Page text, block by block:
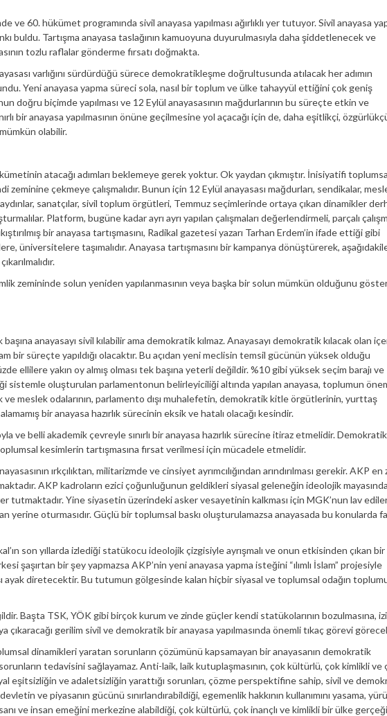
ve 60. hükümet programında sivil anayasa yapılması ağırlıklı yer tutuyor. Sivil anayasa
buldu. Tartışma anayasa taslağının kamuoyuna duyurulmasıyla daha şiddetlenecek ve
tozlu raflalar gönderme fırsatı doğmakta.
varlığını sürdürdüğü sürece demokratikleşme doğrultusunda atılacak her adımın
Yeni anayasa yapma süreci sola, nasıl bir toplum ve ülke tahayyül ettiğini çok geniş
doğru biçimde yapılması ve 12 Eylül anayasasının mağdurlarının bu süreçte etkin ve
bir anayasa yapılmasının önüne geçilmesine yol açacağı için de, daha eşitlikçi,
olabilir.
atacağı adımları beklemeye gerek yoktur. Ok yaydan çıkmıştır. İnisiyatifi
zeminine çekmeye çalışmalıdır. Bunun için 12 Eylül anayasası mağdurları, sendikalar,
sanatçılar, sivil toplum örgütleri, Temmuz seçimlerinde ortaya çıkan dinamikler
Platform, bugüne kadar ayrı ayrı yapılan çalışmaları değerlendirmeli, parçalı
bir anayasa tartışmasını, Radikal gazetesi yazarı Tarhan Erdem’in ifade ettiği gibi
üniversitelere taşımalıdır. Anayasa tartışmasını bir kampanya dönüştürerek,
zemininde solun yeniden yapılanmasının veya başka bir solun mümkün olduğunu
anayasayı sivil kılabilir ama demokratik kılmaz. Anayasayı demokratik kılacak olan
bir süreçte yapıldığı olacaktır. Bu açıdan yeni meclisin temsil gücünün yüksek olduğu
ellilere yakın oy almış olması tek başına yeterli değildir. %10 gibi yüksek seçim barajı ve
sistemle oluşturulan parlamentonun belirleyiciliği altında yapılan anayasa, toplumun
ve meslek odalarının, parlamento dışı muhalefetin, demokratik kitle örgütlerinin, yurttaş
bir anayasa hazırlık sürecinin eksik ve hatalı olacağı kesindir.
ve belli akademik çevreyle sınırlı bir anayasa hazırlık sürecine itiraz etmelidir. Demokratik
toplumsal kesimlerin tartışmasına fırsat verilmesi için mücadele etmelidir.
ırkçılıktan, militarizmde ve cinsiyet ayrımcılığından arındırılması gerekir. AKP en
AKP kadroların ezici çoğunluğunun geldikleri siyasal geleneğin ideolojik
yer tutmaktadır. Yine siyasetin üzerindeki asker vesayetinin kalkması için MGK’nun lav
yerine oturmasıdır. Güçlü bir toplumsal baskı oluşturulamazsa anayasada bu konularda
son yıllarda izlediği statükocu ideolojik çizgisiyle ayrışmalı ve onun etkisinden çıkan bir
şaşırtan bir şey yapmazsa AKP’nin yeni anayasa yapma isteğini “ılımlı İslam” projesiyle
ayak diretecektir. Bu tutumun gölgesinde kalan hiçbir siyasal ve toplumsal odağın
Başta TSK, YÖK gibi birçok kurum ve zinde güçler kendi statükolarının bozulmasına,
çıkaracağı gerilim sivil ve demokratik bir anayasa yapılmasında önemli tıkaç görevi
dinamikleri yaratan sorunların çözümünü kapsamayan bir anayasanın demokratik
tedavisini sağlayamaz. Anti-laik, laik kutuplaşmasının, çok kültürlü, çok kimlikli ve
eşitsizliğin ve adaletsizliğin yarattığı sorunları, çözme perspektifine sahip, sivil ve
ve piyasanın gücünü sınırlandırabildiği, egemenlik hakkının kullanımını yasama,
ve insan emeğini merkezine alabildiği, çok kültürlü, çok inançlı ve kimlikli bir ülke